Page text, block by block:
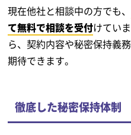
現在他社と相談中の方でも、
て無料で相談を受付けてい
ら、契約内容や秘密保持義
期待できます。
徹底した秘密保持体制